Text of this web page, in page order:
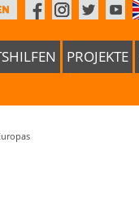
PROJEKTE